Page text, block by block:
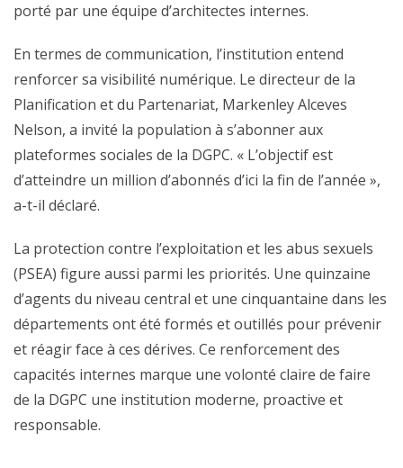
porté par une équipe d’architectes internes.
En termes de communication, l’institution entend
renforcer sa visibilité numérique. Le directeur de la
Planification et du Partenariat, Markenley Alceves
Nelson, a invité la population à s’abonner aux
plateformes sociales de la DGPC. « L’objectif est
d’atteindre un million d’abonnés d’ici la fin de l’année »,
a-t-il déclaré.
La protection contre l’exploitation et les abus sexuels
(PSEA) figure aussi parmi les priorités. Une quinzaine
d’agents du niveau central et une cinquantaine dans les
départements ont été formés et outillés pour prévenir
et réagir face à ces dérives. Ce renforcement des
capacités internes marque une volonté claire de faire
de la DGPC une institution moderne, proactive et
responsable.